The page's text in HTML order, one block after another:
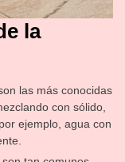
la
las más conocidas
con sólido,
ejemplo, agua con